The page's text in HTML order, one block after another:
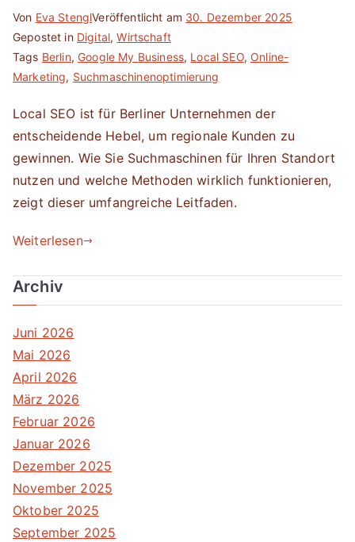
Von Eva StenglVeröffentlicht am 30. Dezember 2025
Gepostet in Digital,Wirtschaft
Tags Berlin, Google My Business, Local SEO, Online-
Marketing, Suchmaschinenoptimierung
Local SEO ist für Berliner Unternehmen der
entscheidende Hebel, um regionale Kunden zu
gewinnen. Wie Sie Suchmaschinen für Ihren Standort
nutzen und welche Methoden wirklich funktionieren,
zeigt dieser umfangreiche Leitfaden.
Weiterlesen
Archiv
Juni 2026
Mai 2026
April 2026
März 2026
Februar 2026
Januar 2026
Dezember 2025
November 2025
Oktober 2025
September 2025